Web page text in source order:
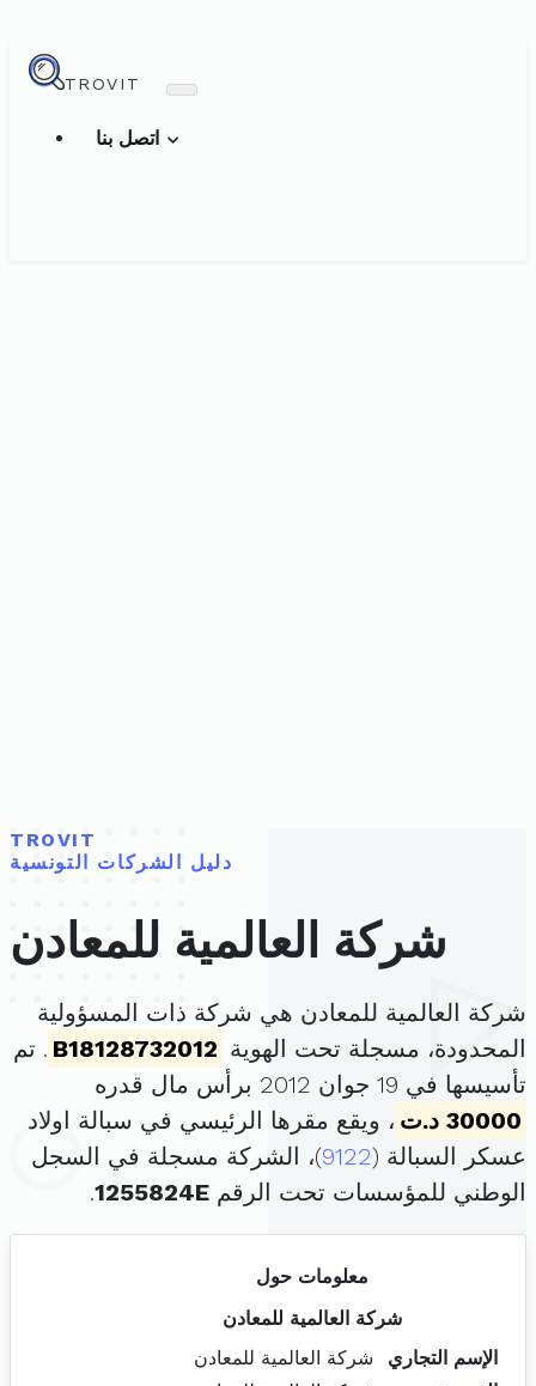
TROVIT
TROVIT
دليل الشركات التونسية
شركة العالمية للمعادن
شركة العالمية للمعادن هي شركة ذات المسؤولية
المحدودة، مسجلة تحت الهوية B18128732012 . تم
تأسيسها في 19 جوان 2012 برأس مال قدره
30000 د.ت
، ويقع مقرها الرئيسي في سبالة اولاد
عسكر السبالة (9122)، الشركة مسجلة في السجل
الوطني للمؤسسات تحت الرقم 1255824E
.
معلومات حول
شركة العالمية للمعادن
الإسم التجاري
شركة العالمية للمعادن